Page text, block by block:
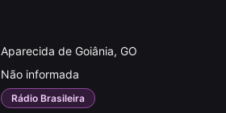
Aparecida de Goiânia, GO
Não informada
Rádio Brasileira